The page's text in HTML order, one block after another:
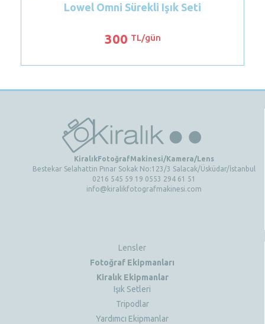
Lowel Omni Sürekli Işık Seti
KiralıkFotoğrafMakinesi/Kamera/Lens
Bestekar Selahattin Pınar Sokak No:123/3 Salacak/Üsküdar/İstanbul
0216 545 59 19 0553 294 61 51
info@kiralikfotografmakinesi.com
Lensler
Fotoğraf Ekipmanları
Kiralık Ekipmanlar
Işık Setleri
Tripodlar
Yardımcı Ekipmanlar